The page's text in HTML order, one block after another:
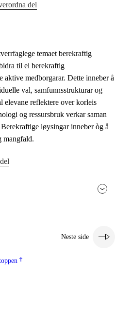
del
temaet berekraftig
til ei berekraftig
medborgarar. Dette inneber å
val, samfunnsstrukturar og
elevane reflektere over korleis
og ressursbruk verkar saman
løysingar inneber òg å
mangfald.
Neste side